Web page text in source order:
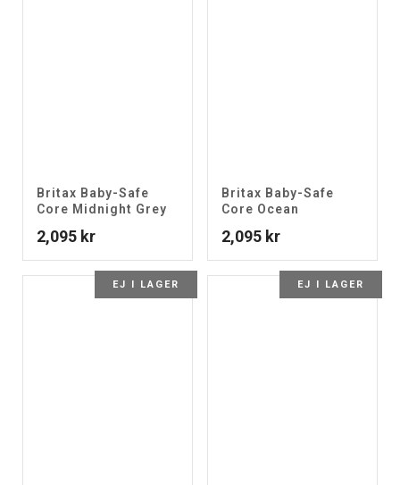
Britax Baby-Safe
Core Midnight Grey
2,095 kr
Britax Baby-Safe
Core Ocean
2,095 kr
EJ I LAGER EJ I LAGER